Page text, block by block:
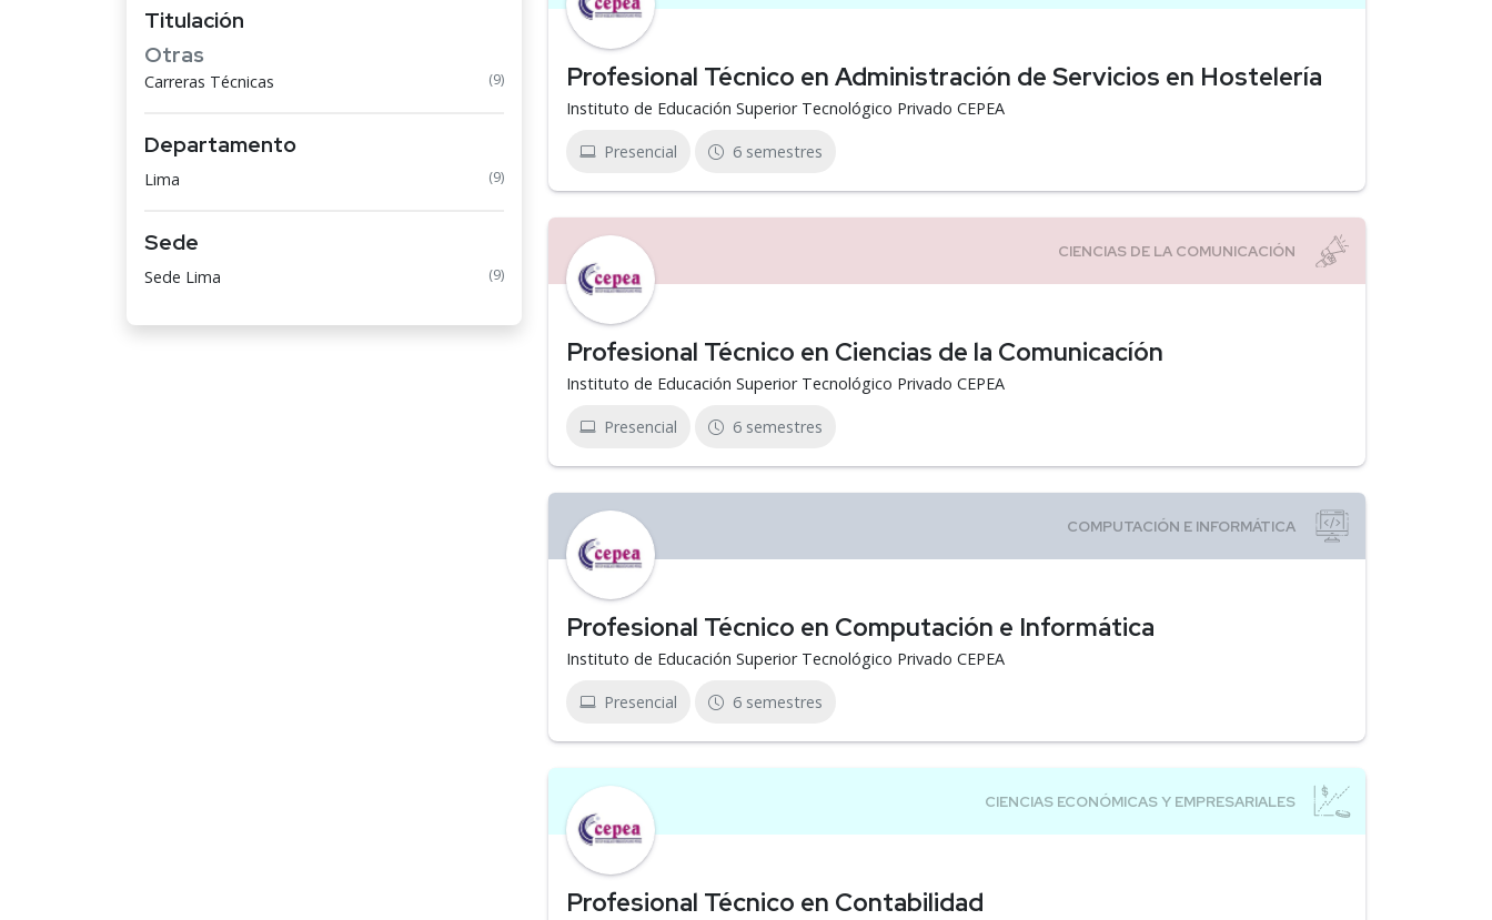
Titulación
Otras
Carreras Técnicas (9)
Departamento
Lima (9)
Sede
Sede Lima (9)
Profesional Técnico en Administración de Servicios en Hostelería
Instituto de Educación Superior Tecnológico Privado CEPEA
Presencial 6 semestres
Profesional Técnico en Ciencias de la Comunicacíón
Instituto de Educación Superior Tecnológico Privado CEPEA
Presencial 6 semestres
Profesional Técnico en Computación e Informática
Instituto de Educación Superior Tecnológico Privado CEPEA
Presencial 6 semestres
Profesional Técnico en Contabilidad